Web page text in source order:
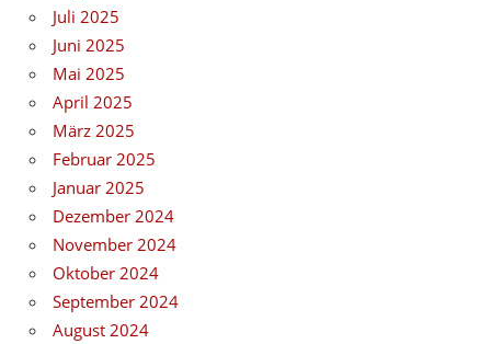
Juli 2025
Juni 2025
Mai 2025
April 2025
März 2025
Februar 2025
Januar 2025
Dezember 2024
November 2024
Oktober 2024
September 2024
August 2024